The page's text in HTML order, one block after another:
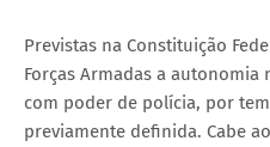
Previstas na Constituição
Forças Armadas a autonomia
com poder de polícia, por
previamente definida. Cabe